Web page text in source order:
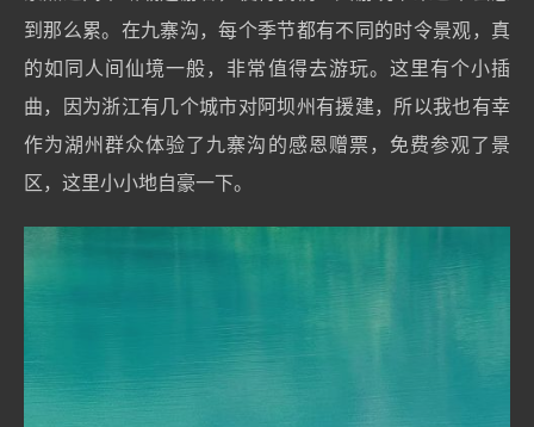
到那么累。在九寨沟，每个季节都有不同的时令景观，真
的如同人间仙境一般，非常值得去游玩。这里有个小插
曲，因为浙江有几个城市对阿坝州有援建，所以我也有幸
作为湖州群众体验了九寨沟的感恩赠票，免费参观了景
区，这里小小地自豪一下。